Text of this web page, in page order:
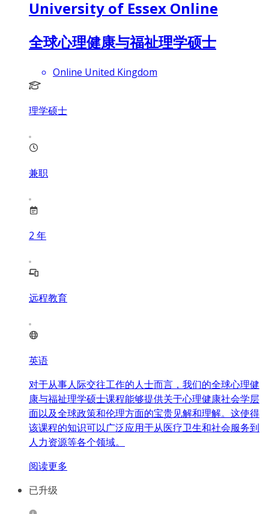
University of Essex Online
全球心理健康与福祉理学硕士
Online United Kingdom
理学硕士
兼职
2 年
远程教育
英语
对于从事人际交往工作的人士而言，我们的全球心理健
康与福祉理学硕士课程能够提供关于心理健康社会学层
面以及全球政策和伦理方面的宝贵见解和理解。这使得
该课程的知识可以广泛应用于从医疗卫生和社会服务到
人力资源等各个领域。
阅读更多
已升级